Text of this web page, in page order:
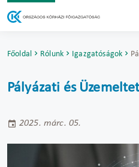
Főoldal Rólunk Igazgatóságok
Pályázati és
2025. márc. 05.